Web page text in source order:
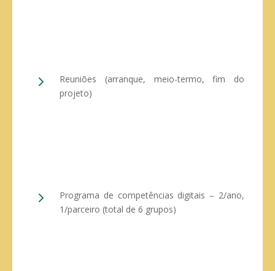
5
Reuniões (arranque, meio-termo, fim do
projeto)
5
Programa de competências digitais – 2/ano,
1/parceiro (total de 6 grupos)